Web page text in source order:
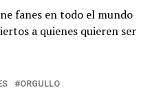
fanes en todo el mundo
a quienes quieren ser
ORGULLO